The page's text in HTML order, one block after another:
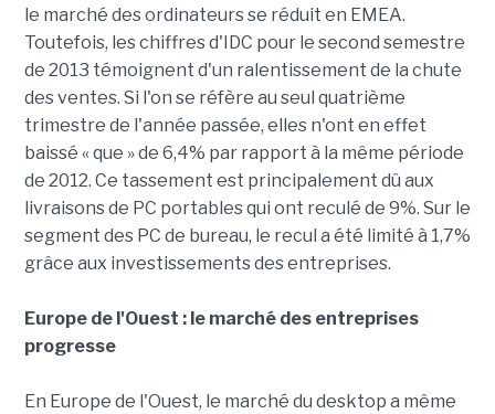
le marché des ordinateurs se réduit en EMEA.
Toutefois, les chiffres d'IDC pour le second semestre
de 2013 témoignent d'un ralentissement de la chute
des ventes. Si l'on se réfère au seul quatrième
trimestre de l'année passée, elles n'ont en effet
baissé « que » de 6,4% par rapport à la même période
de 2012. Ce tassement est principalement dû aux
livraisons de PC portables qui ont reculé de 9%. Sur le
segment des PC de bureau, le recul a été limité à 1,7%
grâce aux investissements des entreprises.
Europe de l'Ouest : le marché des entreprises
progresse
En Europe de l'Ouest, le marché du desktop a même